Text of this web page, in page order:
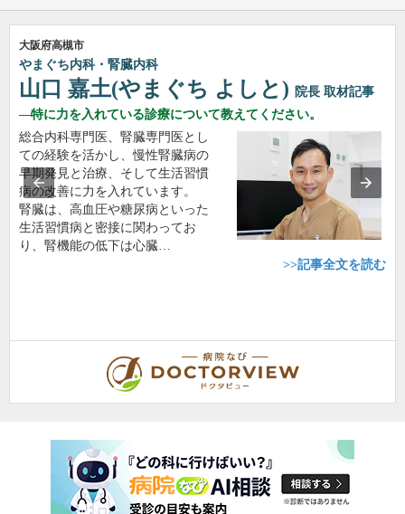
大阪府高槻市
やまぐち内科・腎臓内科
山口 嘉土(やまぐち よしと) 院長 取材記事
特に力を入れている診療について教えてください。
総合内科専門医、腎臓専門医とし
ての経験を活かし、慢性腎臓病の
早期発見と治療、そして生活習慣
病の改善に力を入れています。
腎臓は、高血圧や糖尿病といった
生活習慣病と密接に関わってお
り、腎機能の低下は心臓…
>>記事全文を読む